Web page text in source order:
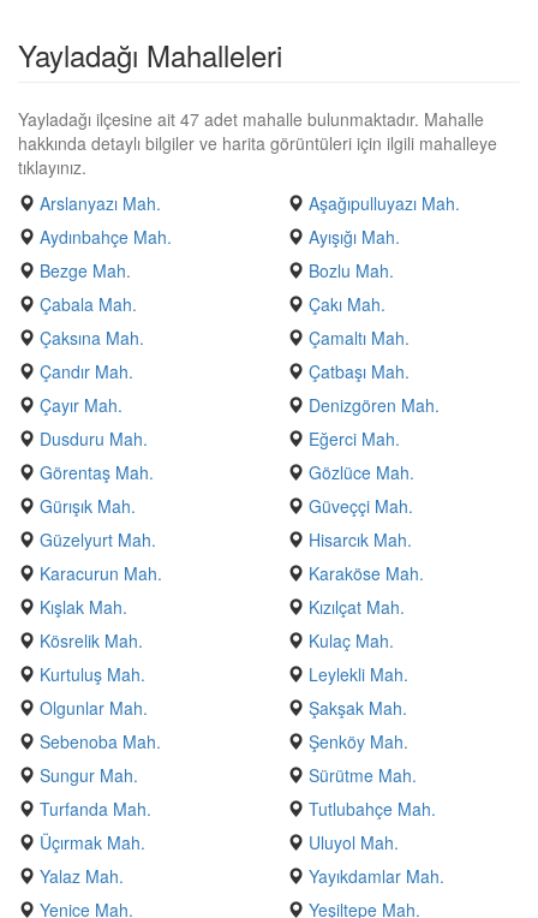
Yayladağı Mahalleleri
Yayladağı ilçesine ait 47 adet mahalle bulunmaktadır. Mahalle
hakkında detaylı bilgiler ve harita görüntüleri için ilgili mahalleye
tıklayınız.
Arslanyazı Mah.
Aşağıpulluyazı Mah.
Aydınbahçe Mah.
Ayışığı Mah.
Bezge Mah.
Bozlu Mah.
Çabala Mah.
Çakı Mah.
Çaksına Mah.
Çamaltı Mah.
Çandır Mah.
Çatbaşı Mah.
Çayır Mah.
Denizgören Mah.
Dusduru Mah.
Eğerci Mah.
Görentaş Mah.
Gözlüce Mah.
Gürışık Mah.
Güveççi Mah.
Güzelyurt Mah.
Hisarcık Mah.
Karacurun Mah.
Karaköse Mah.
Kışlak Mah.
Kızılçat Mah.
Kösrelik Mah.
Kulaç Mah.
Kurtuluş Mah.
Leylekli Mah.
Olgunlar Mah.
Şakşak Mah.
Sebenoba Mah.
Şenköy Mah.
Sungur Mah.
Sürütme Mah.
Turfanda Mah.
Tutlubahçe Mah.
Üçırmak Mah.
Uluyol Mah.
Yalaz Mah.
Yayıkdamlar Mah.
Yenice Mah.
Yeşiltepe Mah.